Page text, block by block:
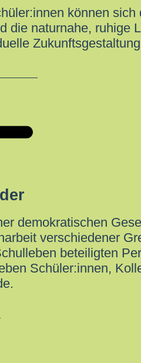
können
die naturnahe, ruhige
demokratischen
verschiedener
beteiligten
Schüler:innen,